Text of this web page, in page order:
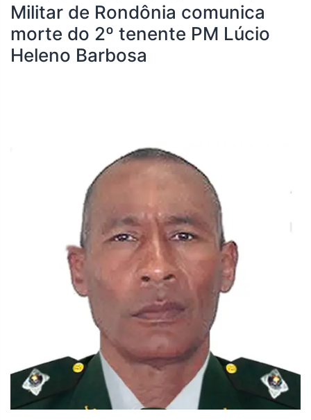
Militar de Rondônia comunica
morte do 2º tenente PM Lúcio
Heleno Barbosa